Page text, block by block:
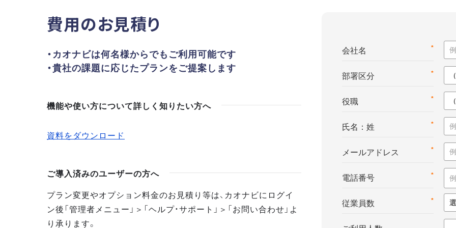
費用のお見積り
・カオナビは何名様からでもご利用可能です
・貴社の課題に応じたプランをご提案します
機能や使い方について詳しく知りたい方へ
資料をダウンロード
ご導入済みのユーザーの方へ
プラン変更やオプション料金のお見積り等は、カオナビにログイ
ン後「管理者メニュー」＞「ヘルプ・サポート」＞「お問い合わせ」よ
り承ります。
*
会社名
*
部署区分
*
役職
*
氏名：姓
*
メールアドレス
*
電話番号
*
従業員数